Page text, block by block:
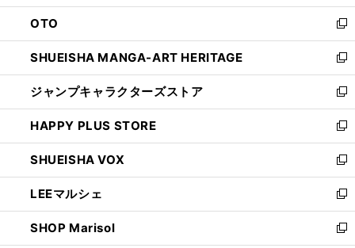
ウ
で
開
く
ン
ド
ウ
で
開
く
OTO
新
し
い
ウ
ィ
ン
ド
ウ
で
開
く
SHUEISHA MANGA-ART HERITAGE
新
し
い
ウ
ィ
ン
ド
ウ
で
開
く
ジャンプキャラクターズストア
新
し
い
ウ
ィ
ン
ド
ウ
で
開
HAPPY PLUS STORE
新
し
い
ウ
ィ
ン
ド
SHUEISHA VOX
新
し
い
ウ
ィ
LEEマルシェ
新
し
い
SHOP Marisol
新